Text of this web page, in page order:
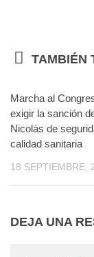
TAMBIÉN
Marcha al
exigir la sanción
Nicolás de
calidad sanitaria
18 SEPTIEMBRE,
DEJA UNA